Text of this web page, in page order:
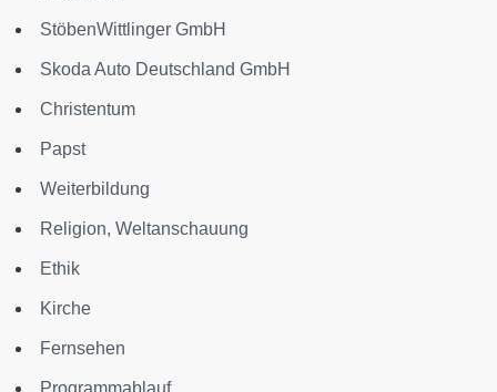
StöbenWittlinger GmbH
Skoda Auto Deutschland GmbH
Christentum
Papst
Weiterbildung
Religion, Weltanschauung
Ethik
Kirche
Fernsehen
Programmablauf